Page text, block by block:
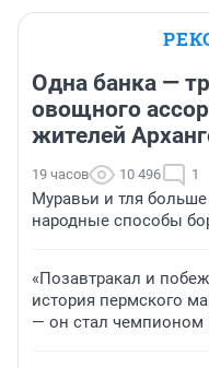
Одна банка —
овощного
жителей
19 часов 10 496 1
Муравьи и тля
народные способы
«Позавтракал и
история пермского
— он стал чемпионом